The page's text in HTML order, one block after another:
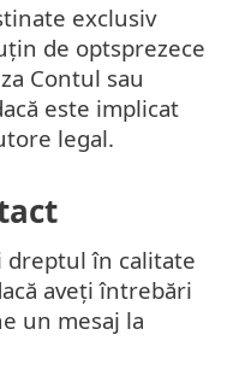
exclusiv
de optsprezece
Contul sau
este implicat
legal.
dreptul în calitate
aveți întrebări
un mesaj la